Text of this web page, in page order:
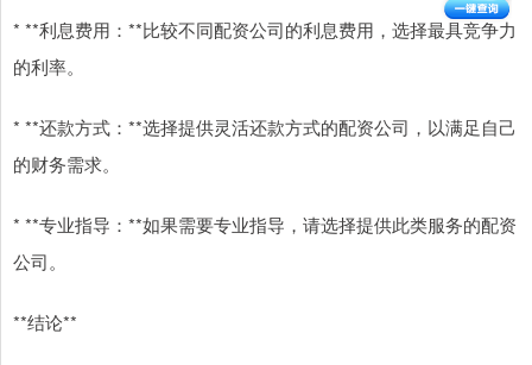
* **利息费用：**比较不同配资公司的利息费用，选择最具竞争力
的利率。
* **还款方式：**选择提供灵活还款方式的配资公司，以满足自己
的财务需求。
* **专业指导：**如果需要专业指导，请选择提供此类服务的配资
公司。
**结论**